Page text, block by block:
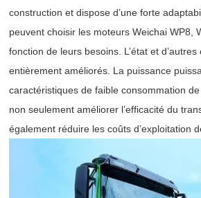
construction et dispose d’une forte
peuvent choisir les moteurs Weichai WP8,
fonction de leurs besoins. L’état et
entièrement améliorés. La puissance
caractéristiques de faible consommation
non seulement améliorer l’efficacité du
également réduire les coûts d’exploitation